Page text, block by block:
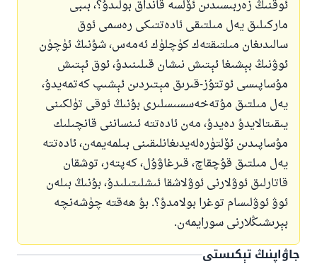
ئوقنىڭ زەربىسىدىن ئۆلسە قانداق بولىدۇ؟، بىبى
ماركىلىق يەل مىلتىقى ئادەتتىكى رەسمى ئوق
سالىدىغان مىلتىقتەك كۈچلۈك ئەمەس، شۇنىڭ ئۈچۈن
ئوۋنىڭ بېشىغا ئېتىش نىشان قىلىنىدۇ، ئوق ئېتىش
مۇساپىسى ئوتتۇز-قىرىق مېتىردىن ئېشىپ كەتمەيدۇ،
يەل مىلتىق مۇتەخەسسىسلىرى بۇنىڭ ئوقى تۈلكىنى
يىقىتالايدۇ دەيدۇ، مەن ئادەتتە ئىنساننى قانچىلىك
مۇساپىدىن ئۆلتۈرەلەيدىغانلىقىنى بىلمەيمەن، ئادەتتە
يەل مىلتىق قۇچقاچ، قىرغاۋۇل، كەپتەر، توشقان
قاتارلىق ئوۋلارنى ئوۋلاشقا ئىشلىتىلىدۇ، بۇنىڭ بىلەن
ئوۋ ئوۋلىسام توغرا بولامدۇ؟. بۇ ھەقتە چۈشەنچە
بېرىشىڭلارنى سورايمەن.
جاۋاپنىڭ تېكىستى